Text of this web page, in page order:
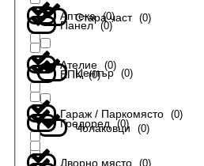
Стара част (0)
Център (0)
Чолаковци (0)
Аптека (0)
Ателие (0)
Гараж / Паркомясто (0)
Дворно място (0)
Панел (0)
ЕПК (0)
Гредоред (0)